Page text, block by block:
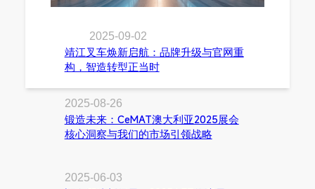
2025-09-02
靖江叉车焕新启航：品牌升级与官网重
构，智造转型正当时
2025-08-26
锻造未来：CeMAT澳大利亚2025展会
核心洞察与我们的市场引领战略
2025-06-03